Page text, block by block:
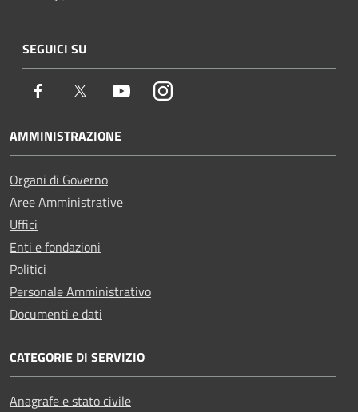
SEGUICI SU
Facebook Twitter YoutubeInstagram
AMMINISTRAZIONE
Organi di Governo
Aree Amministrative
Uffici
Enti e fondazioni
Politici
Personale Amministrativo
Documenti e dati
CATEGORIE DI SERVIZIO
Anagrafe e stato civile